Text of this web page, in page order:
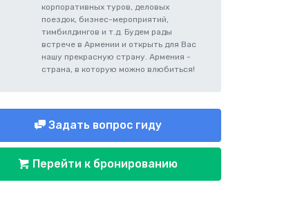
корпоративных туров, деловых
поездок, бизнес-мероприятий,
тимбилдингов и т.д. Будем рады
встрече в Армении и открыть для Вас
нашу прекрасную страну. Армения -
страна, в которую можно влюбиться!
Задать вопрос гиду
Перейти к бронированию